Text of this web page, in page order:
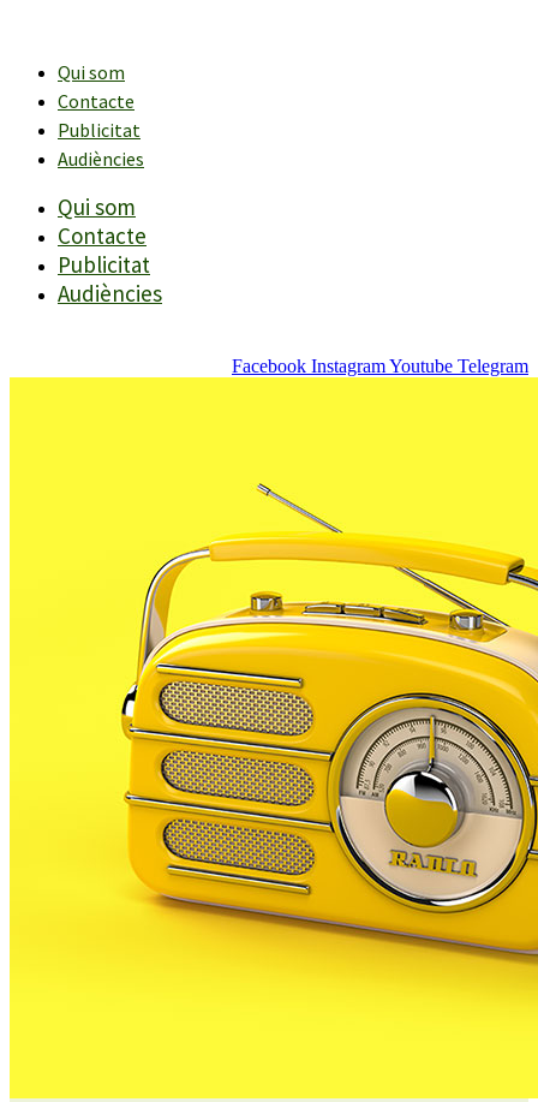
contingutQui som
Contacte
Publicitat
Audiències
Qui som
Contacte
Publicitat
Audiències
Facebook InstagramYoutube Telegram